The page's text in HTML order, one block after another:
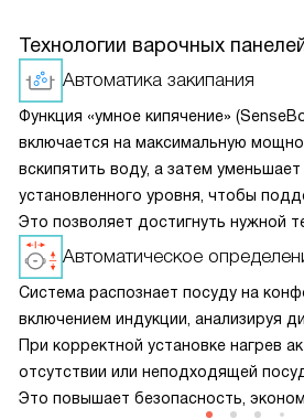
Технологии варочных
Автоматика закипания
Функция «умное кипячение»
включается на максимальную
вскипятить воду, а затем
установленного уровня, чтобы
Это позволяет достигнуть нужной
короткие сроки, однако обратите
активации опции конфорка должна
Автоматическое
Система распознает посуду на
включением индукции, анализируя
При корректной установке нагрев
отсутствии или неподходящей
Это повышает безопасность,